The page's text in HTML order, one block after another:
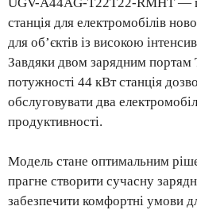
станція для електромобілів
для об’єктів із високою
Завдяки двом зарядним портам
потужності 44 кВт станція
обслуговувати два
продуктивності.
Модель стане оптимальним
прагне створити сучасну
забезпечити комфортні умови